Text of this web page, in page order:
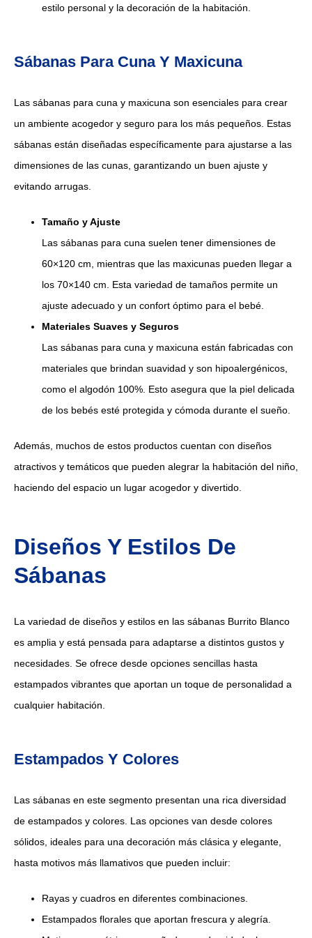
estilo personal y la decoración de la habitación.
Sábanas Para Cuna Y Maxicuna
Las sábanas para cuna y maxicuna son esenciales para crear
un ambiente acogedor y seguro para los más pequeños. Estas
sábanas están diseñadas específicamente para ajustarse a las
dimensiones de las cunas, garantizando un buen ajuste y
evitando arrugas.
Tamaño y Ajuste
Las sábanas para cuna suelen tener dimensiones de
60×120 cm, mientras que las maxicunas pueden llegar a
los 70×140 cm. Esta variedad de tamaños permite un
ajuste adecuado y un confort óptimo para el bebé.
Materiales Suaves y Seguros
Las sábanas para cuna y maxicuna están fabricadas con
materiales que brindan suavidad y son hipoalergénicos,
como el algodón 100%. Esto asegura que la piel delicada
de los bebés esté protegida y cómoda durante el sueño.
Además, muchos de estos productos cuentan con diseños
atractivos y temáticos que pueden alegrar la habitación del niño,
haciendo del espacio un lugar acogedor y divertido.
Diseños Y Estilos De
Sábanas
La variedad de diseños y estilos en las sábanas Burrito Blanco
es amplia y está pensada para adaptarse a distintos gustos y
necesidades. Se ofrece desde opciones sencillas hasta
estampados vibrantes que aportan un toque de personalidad a
cualquier habitación.
Estampados Y Colores
Las sábanas en este segmento presentan una rica diversidad
de estampados y colores. Las opciones van desde colores
sólidos, ideales para una decoración más clásica y elegante,
hasta motivos más llamativos que pueden incluir:
Rayas y cuadros en diferentes combinaciones.
Estampados florales que aportan frescura y alegría.